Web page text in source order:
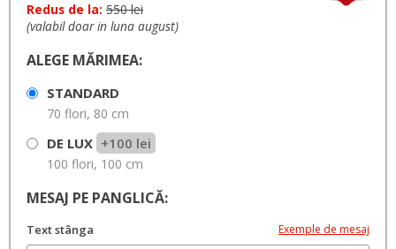
Redus de la: 550 lei
(valabil doar in luna august)
ALEGE MĂRIMEA:
STANDARD
70 flori, 80 cm
DE LUX +100 lei
100 flori, 100 cm
MESAJ PE PANGLICĂ:
Text stânga Exemple de mesaj